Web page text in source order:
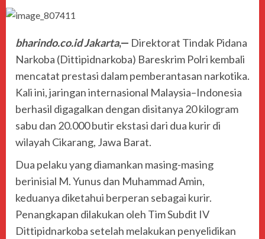
bharindo.co.id Jakarta,— Direktorat Tindak Pidana
Narkoba (Dittipidnarkoba) Bareskrim Polri kembali
mencatat prestasi dalam pemberantasan narkotika.
Kali ini, jaringan internasional Malaysia–Indonesia
berhasil digagalkan dengan disitanya 20 kilogram
sabu dan 20.000 butir ekstasi dari dua kurir di
wilayah Cikarang, Jawa Barat.
Dua pelaku yang diamankan masing-masing
berinisial M. Yunus dan Muhammad Amin,
keduanya diketahui berperan sebagai kurir.
Penangkapan dilakukan oleh Tim Subdit IV
Dittipidnarkoba setelah melakukan penyelidikan